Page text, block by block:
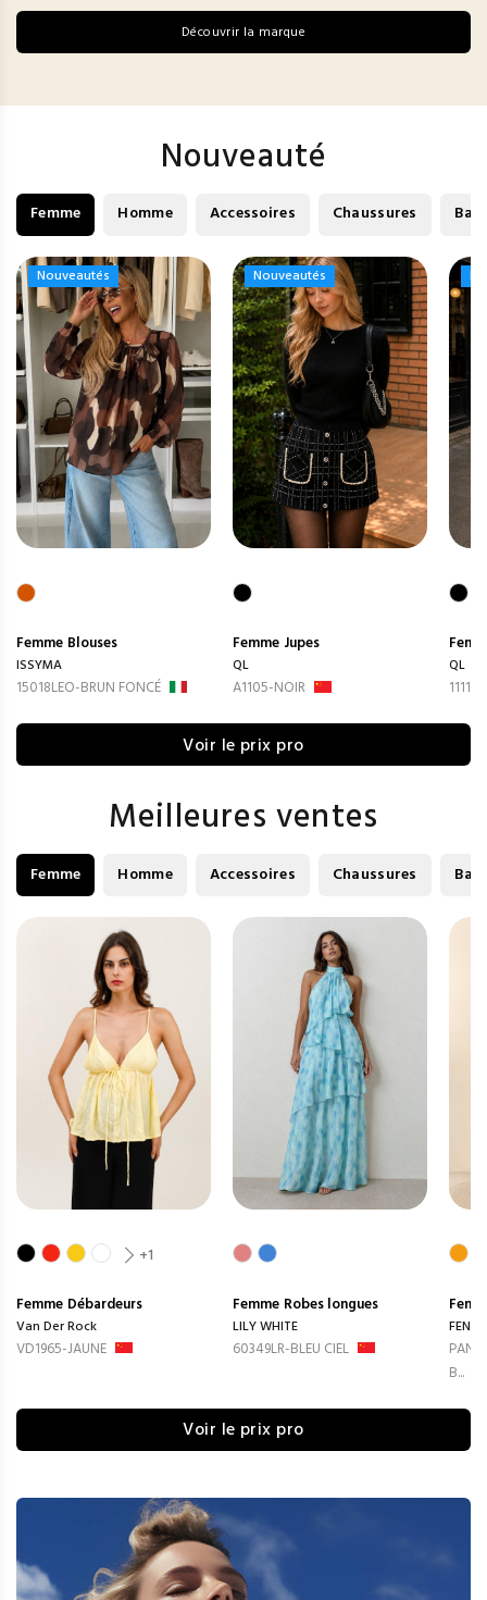
Découvrir la marque
Nouveauté
Femme Homme Accessoires Chaussures
Nouveautés
Nouveautés
Femme Blouses
ISSYMA
15018LEO-BRUN FONCÉ
Nouveautés
Nouveautés
Femme Jupes
QL
A1105-NOIR
QL
1111-
Voir le prix pro
Meilleures ventes
Femme Homme Accessoires Chaussures
+1
Femme Débardeurs
Van Der Rock
VD1965-JAUNE
Femme Robes longues
LILY WHITE
60349LR-BLEU CIEL
B...
Voir le prix pro